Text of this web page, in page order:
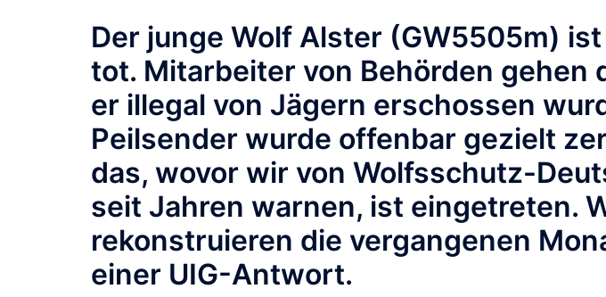
Der junge Wolf Alster (GW5505m)
tot. Mitarbeiter von Behörden gehen
er illegal von Jägern erschossen
Peilsender wurde offenbar gezielt
das, wovor wir von Wolfsschutz-
seit Jahren warnen, ist eingetreten.
rekonstruieren die vergangenen
einer UIG-Antwort.